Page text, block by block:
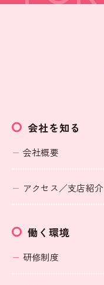
会社を知る
会社概要
アクセス／支店紹介
働く環境
研修制度